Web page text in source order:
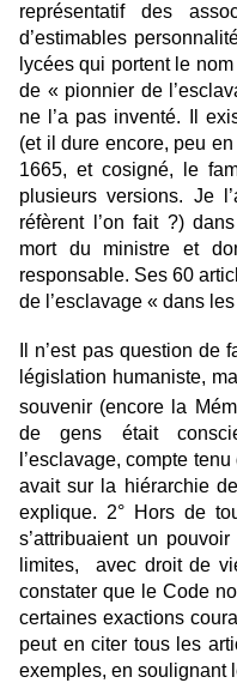
représentatif des
d’estimables
lycées qui portent le
de « pionnier de
ne l’a pas inventé. Il
(et il dure encore, peu
1665, et cosigné, le
plusieurs versions. Je
réfèrent l’on fait ?)
mort du ministre et
responsable. Ses 60
de l’esclavage « dans
Il n’est pas question
législation humaniste,
souvenir (encore la
de gens était
l’esclavage, compte
avait sur la hiérarchie
explique. 2° Hors de
s’attribuaient un
limites, avec droit de
constater que le Code
certaines exactions
peut en citer tous les
exemples, en soulignant